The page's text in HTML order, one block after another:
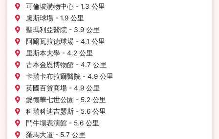
可倫坡購物中心 - 1.3 公里
盧斯球場 - 1.9 公里
聖瑪利亞醫院 - 3.9 公里
阿爾瓦拉德球場 - 4.1 公里
里斯本大學 - 4.2 公里
古本金恩博物館 - 4.7 公里
卡瑞卡布拉爾醫院 - 4.9 公里
英國百貨商場 - 4.9 公里
愛德華七世公園 - 5.2 公里
科瑞科迪吉瑟斯 - 5.6 公里
鬥牛場表演館 - 5.6 公里
羅馬大道 - 5.7 公里